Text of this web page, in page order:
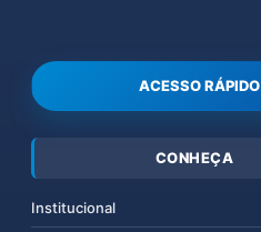
ACESSO RÁPIDO
CONHEÇA
Institucional